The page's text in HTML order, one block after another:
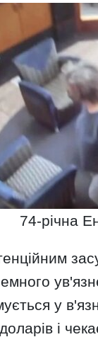
74-річна
у
і